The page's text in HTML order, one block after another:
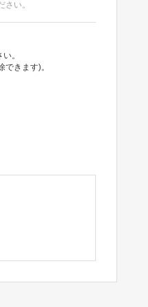
い。
。
きます)。